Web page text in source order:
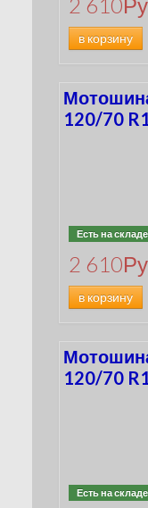
в корзину
120/70
Есть на складе
2 610
в корзину
120/70
Есть на складе